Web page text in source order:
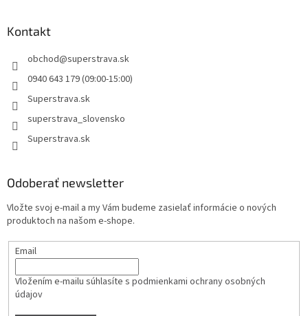
Kontakt
obchod@superstrava.sk
0940 643 179 (09:00-15:00)
Superstrava.sk
superstrava_slovensko
Superstrava.sk
Odoberať newsletter
Vložte svoj e-mail a my Vám budeme zasielať informácie o nových
produktoch na našom e-shope.
Email
Vložením e-mailu súhlasíte s podmienkami ochrany osobných
údajov